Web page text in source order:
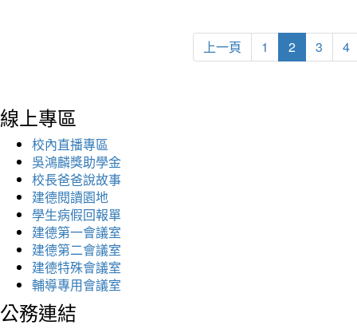
上一頁 1 2 3 4
線上專區
校內直播專區
吳鴻麟獎助學金
校長爸爸說故事
建德閱讀園地
學生病假回報單
建德第一會議室
建德第二會議室
建德特殊會議室
輔導專用會議室
公務連結